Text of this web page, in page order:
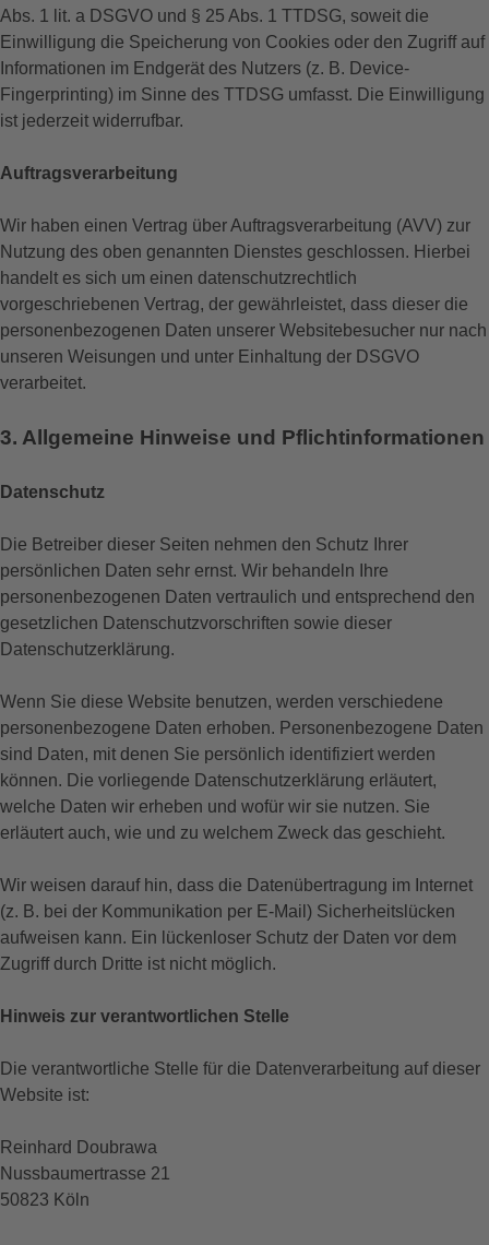
Abs. 1 lit. a DSGVO und § 25 Abs. 1 TTDSG, soweit die
Einwilligung die Speicherung von Cookies oder den Zugriff auf
Informationen im Endgerät des Nutzers (z. B. Device-
Fingerprinting) im Sinne des TTDSG umfasst. Die Einwilligung
ist jederzeit widerrufbar.
Auftragsverarbeitung
Wir haben einen Vertrag über Auftragsverarbeitung (AVV) zur
Nutzung des oben genannten Dienstes geschlossen. Hierbei
handelt es sich um einen datenschutzrechtlich
vorgeschriebenen Vertrag, der gewährleistet, dass dieser die
personenbezogenen Daten unserer Websitebesucher nur nach
unseren Weisungen und unter Einhaltung der DSGVO
verarbeitet.
3. Allgemeine Hinweise und Pflicht­informationen
Datenschutz
Die Betreiber dieser Seiten nehmen den Schutz Ihrer
persönlichen Daten sehr ernst. Wir behandeln Ihre
personenbezogenen Daten vertraulich und entsprechend den
gesetzlichen Datenschutzvorschriften sowie dieser
Datenschutzerklärung.
Wenn Sie diese Website benutzen, werden verschiedene
personenbezogene Daten erhoben. Personenbezogene Daten
sind Daten, mit denen Sie persönlich identifiziert werden
können. Die vorliegende Datenschutzerklärung erläutert,
welche Daten wir erheben und wofür wir sie nutzen. Sie
erläutert auch, wie und zu welchem Zweck das geschieht.
Wir weisen darauf hin, dass die Datenübertragung im Internet
(z. B. bei der Kommunikation per E-Mail) Sicherheitslücken
aufweisen kann. Ein lückenloser Schutz der Daten vor dem
Zugriff durch Dritte ist nicht möglich.
Hinweis zur verantwortlichen Stelle
Die verantwortliche Stelle für die Datenverarbeitung auf dieser
Website ist:
Reinhard Doubrawa
Nussbaumertrasse 21
50823 Köln